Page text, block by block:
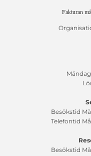
Fakturan
Besökstid
Telefontid
Besökstid